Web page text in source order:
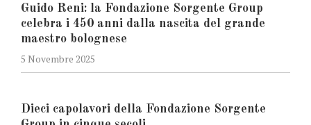
Guido Reni: la Fondazione Sorgente Group
celebra i 450 anni dalla nascita del grande
maestro bolognese
5 Novembre 2025
Dieci capolavori della Fondazione Sorgente